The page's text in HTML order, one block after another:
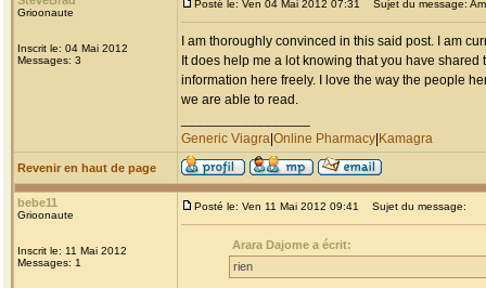
Grioonaute
Inscrit le: 04 Mai 2012
Messages: 3
Posté le: Ven 04 Mai 2012 07:31 Sujet du message:
I am thoroughly convinced in this said post. I am
It does help me a lot knowing that you have shared
information here freely. I love the way the people
we are able to read.
Generic Viagra Online Pharmacy Kamagra
Revenir en haut de page
bebe11
Grioonaute
Inscrit le: 11 Mai 2012
Messages: 1
Posté le: Ven 11 Mai 2012 09:41 Sujet du message:
Arara Dajome a écrit:
rien